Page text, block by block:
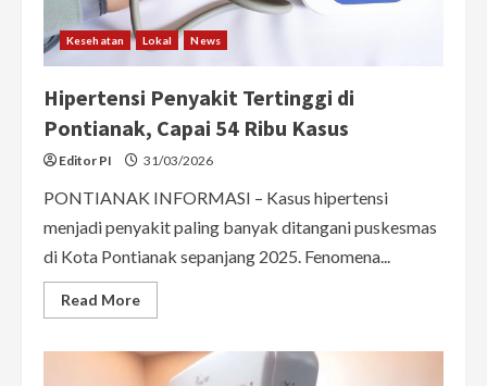
Kesehatan Lokal News
Hipertensi Penyakit Tertinggi di
Pontianak, Capai 54 Ribu Kasus
Editor PI 31/03/2026
PONTIANAK INFORMASI – Kasus hipertensi
menjadi penyakit paling banyak ditangani puskesmas
di Kota Pontianak sepanjang 2025. Fenomena...
Read MoreRead
more
Penyakit
Tertinggi